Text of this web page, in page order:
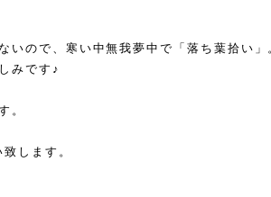
いので、寒い中無我夢中で「落ち葉拾い」
みです♪
。
します。